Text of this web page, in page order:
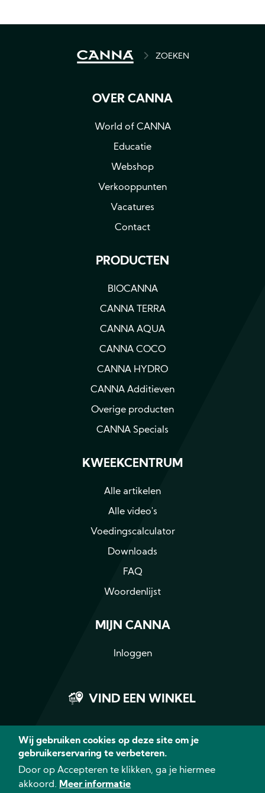
BREADCRUMBZOEKEN
OVER CANNA
World of CANNA
Educatie
Webshop
Verkooppunten
Vacatures
Contact
PRODUCTEN
BIOCANNA
CANNA TERRA
CANNA AQUA
CANNA COCO
CANNA HYDRO
CANNA Additieven
Overige producten
CANNA Specials
KWEEKCENTRUM
Alle artikelen
Alle video's
Voedingscalculator
Downloads
FAQ
Woordenlijst
MIJN CANNA
Inloggen
VIND EEN WINKEL
Facebook
Instagram
LinkedIn
© 2026 CANNA - Alle rechten
Wij gebruiken cookies op deze site om je
gebruikerservaring te verbeteren.
Door op Accepteren te klikken, ga je hiermee
akkoord. Meer informatie